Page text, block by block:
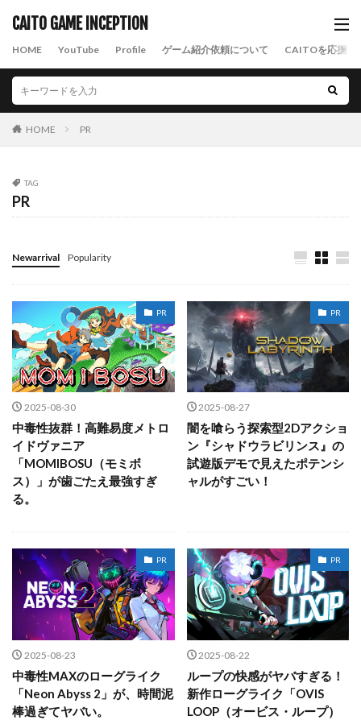
CAITO GAME INCEPTION
HOME YouTube Profile ゲーム紹介依頼について CAITOを応援す
HOME PR
TAG
PR
Newarrival Popularity
PR
2025-08-30
中毒性抜群！高難易度メトロ
イドヴァニア
「MOMIBOSU（モミボ
ス）」が歯ごたえ最強すぎ
る。
PR
2025-08-27
闇を喰らう探索型2Dアクショ
ン『シャドウラビリンス』の
試遊版デモで見えたポテンシ
ャルがすごい！
PR
2025-08-23
中毒性MAXのローグライク
「Neon Abyss 2」が、時間泥
棒過ぎてヤバい。
PR
2025-08-22
ループの快感がヤバすぎる！
新作ローグライク「OVIS
LOOP（オービス・ループ）